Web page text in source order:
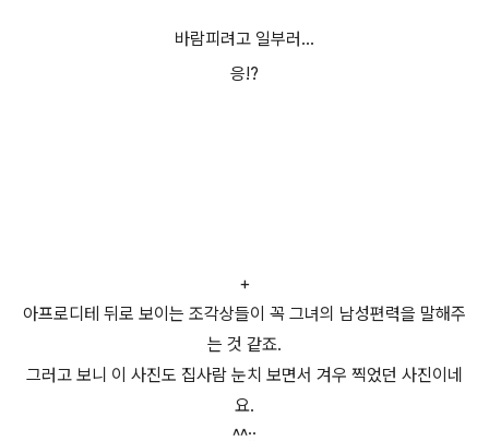
바람피려고 일부러...
응!?
+
아프로디테 뒤로 보이는 조각상들이 꼭 그녀의 남성편력을 말해주
는 것 같죠.
그러고 보니 이 사진도 집사람 눈치 보면서 겨우 찍었던 사진이네
요.
^^;;